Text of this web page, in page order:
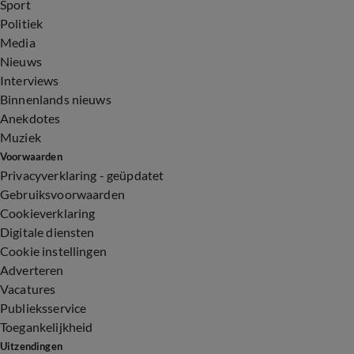
Sport
Politiek
Media
Nieuws
Interviews
Binnenlands nieuws
Anekdotes
Muziek
Voorwaarden
Privacyverklaring - geüpdatet
Gebruiksvoorwaarden
Cookieverklaring
Digitale diensten
Cookie instellingen
Adverteren
Vacatures
Publieksservice
Toegankelijkheid
Uitzendingen